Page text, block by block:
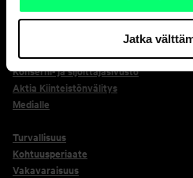
Jatka
Oikopolut
Töihin Aktiaan
Konserni- ja sijoittajasivusto
Aktia Kiinteistönvälitys
Medialle
Turvallisuus
Kohtuusperiaate
Vakavaraisuus